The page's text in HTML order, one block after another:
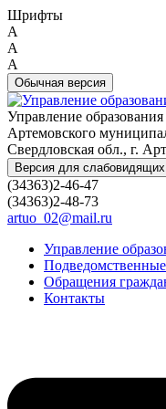
Шрифты
A
A
A
Обычная версия
Управление образования
Артемовского
Свердловская обл., г.
Версия для слабовидящих
(34363)2-46-47
(34363)2-48-73
artuo_02@mail.ru
Управление
Обращения
Контакты